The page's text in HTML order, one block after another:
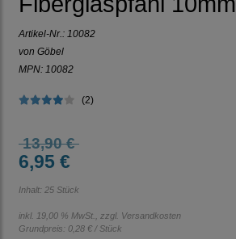
Artikel-Nr.: 10082
von Göbel
MPN: 10082
(2)
13,90 €
6,95 €
Inhalt: 25 Stück
inkl. 19,00 % MwSt., zzgl. Versandkosten
Grundpreis: 0,28 € / Stück